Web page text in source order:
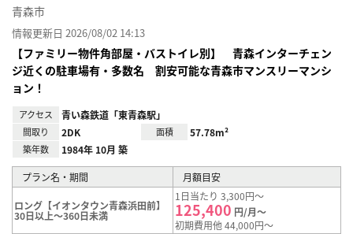
青森市
情報更新日 2026/08/02 14:13
【ファミリー物件角部屋・バストイレ別】 青森インターチェン
ジ近くの駐車場有・多数名 割安可能な青森市マンスリーマンシ
ョン！
アクセス 青い森鉄道「東青森駅」
間取り 2DK 面積 57.78m²
築年数 1984年 10月 築
プラン名・期間 月額目安
ロング【イオンタウン青森浜田前】
30日以上～360日未満
1日当たり 3,300円～
125,400 円/月～
初期費用他 44,000円～